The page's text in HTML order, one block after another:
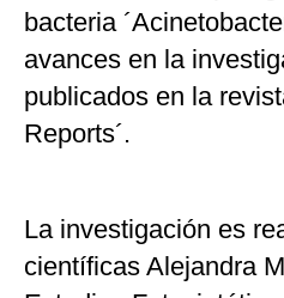
bacteria
avances en la
publicados en la
Reports´.
La investigación es
científicas Alejandra